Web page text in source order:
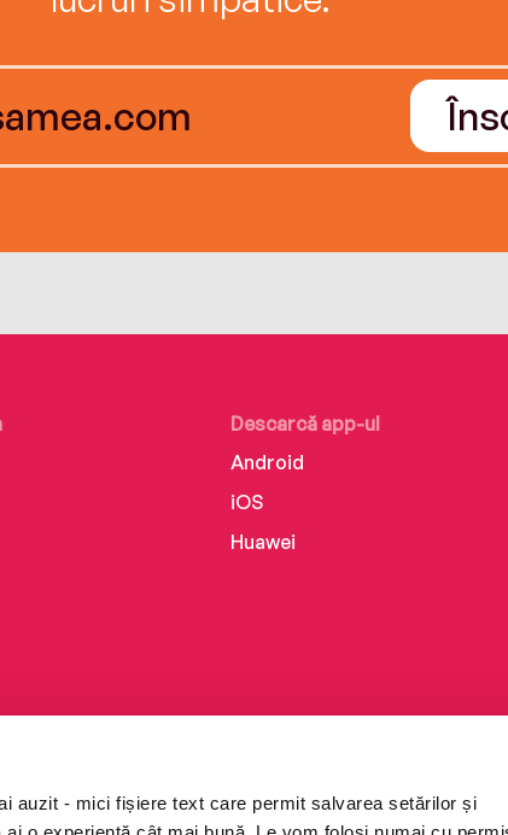
auzit - mici fișiere text care permit salvarea setărilor și
Descarcă app-ul
Android
iOS
Huawei